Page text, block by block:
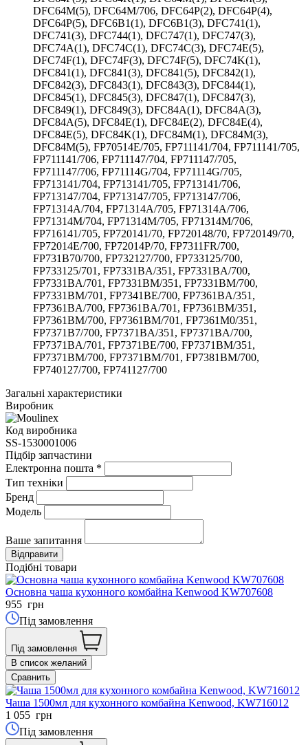
DFC64M(5), DFC64M/706, DFC64P(2), DFC64P(4),
DFC64P(5), DFC6B1(1), DFC6B1(3), DFC741(1),
DFC741(3), DFC744(1), DFC747(1), DFC747(3),
DFC74A(1), DFC74C(1), DFC74C(3), DFC74E(5),
DFC74F(1), DFC74F(3), DFC74F(5), DFC74K(1),
DFC841(1), DFC841(3), DFC841(5), DFC842(1),
DFC842(3), DFC843(1), DFC843(3), DFC844(1),
DFC845(1), DFC845(3), DFC847(1), DFC847(3),
DFC849(1), DFC849(3), DFC84A(1), DFC84A(3),
DFC84A(5), DFC84E(1), DFC84E(2), DFC84E(4),
DFC84E(5), DFC84K(1), DFC84M(1), DFC84M(3),
DFC84M(5), FP70514E/705, FP711141/704, FP711141/705,
FP711141/706, FP711147/704, FP711147/705,
FP711147/706, FP71114G/704, FP71114G/705,
FP713141/704, FP713141/705, FP713141/706,
FP713147/704, FP713147/705, FP713147/706,
FP71314A/704, FP71314A/705, FP71314A/706,
FP71314M/704, FP71314M/705, FP71314M/706,
FP716141/705, FP720141/70, FP720148/70, FP720149/70,
FP72014E/700, FP72014P/70, FP7311FR/700,
FP731B70/700, FP732127/700, FP733125/700,
FP733125/701, FP7331BA/351, FP7331BA/700,
FP7331BA/701, FP7331BM/351, FP7331BM/700,
FP7331BM/701, FP7341BE/700, FP7361BA/351,
FP7361BA/700, FP7361BA/701, FP7361BM/351,
FP7361BM/700, FP7361BM/701, FP7361M0/351,
FP7371B7/700, FP7371BA/351, FP7371BA/700,
FP7371BA/701, FP7371BE/700, FP7371BM/351,
FP7371BM/700, FP7371BM/701, FP7381BM/700,
FP740127/700, FP741127/700
Загальні характеристики
Виробник
Код виробника
SS-1530001006
Підбір запчастини
Електронна пошта *
Тип техніки
Бренд
Модель
Ваше запитання
Подібні товари
Основна чаша кухонного комбайна Kenwood KW707608
955 грн
Під замовлення
Під замовлення
В список желаний
Сравнить
Чаша 1500мл для кухонного комбайна Kenwood, KW716012
1 055 грн
Під замовлення